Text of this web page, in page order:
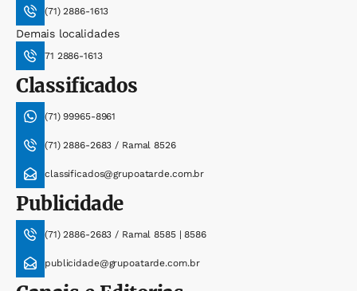
(71) 2886-1613
Demais localidades
71 2886-1613
Classificados
(71) 99965-8961
(71) 2886-2683 / Ramal 8526
classificados@grupoatarde.com.br
Publicidade
(71) 2886-2683 / Ramal 8585 | 8586
publicidade@grupoatarde.com.br